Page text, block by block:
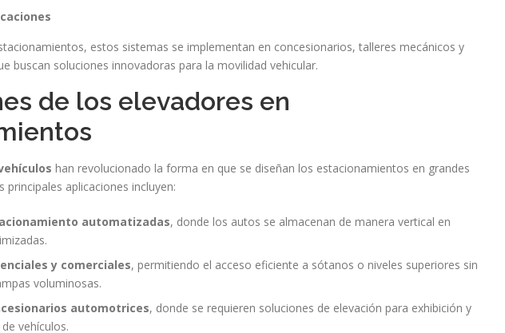
estos sistemas se implementan en concesionarios, talleres mecánicos y
buscan soluciones innovadoras para la movilidad vehicular.
de los elevadores en
han revolucionado la forma en que se diseñan los estacionamientos en grandes
principales aplicaciones incluyen:
automatizadas, donde los autos se almacenan de manera vertical en
y comerciales, permitiendo el acceso eficiente a sótanos o niveles superiores sin
voluminosas.
automotrices, donde se requieren soluciones de elevación para exhibición y
vehículos.